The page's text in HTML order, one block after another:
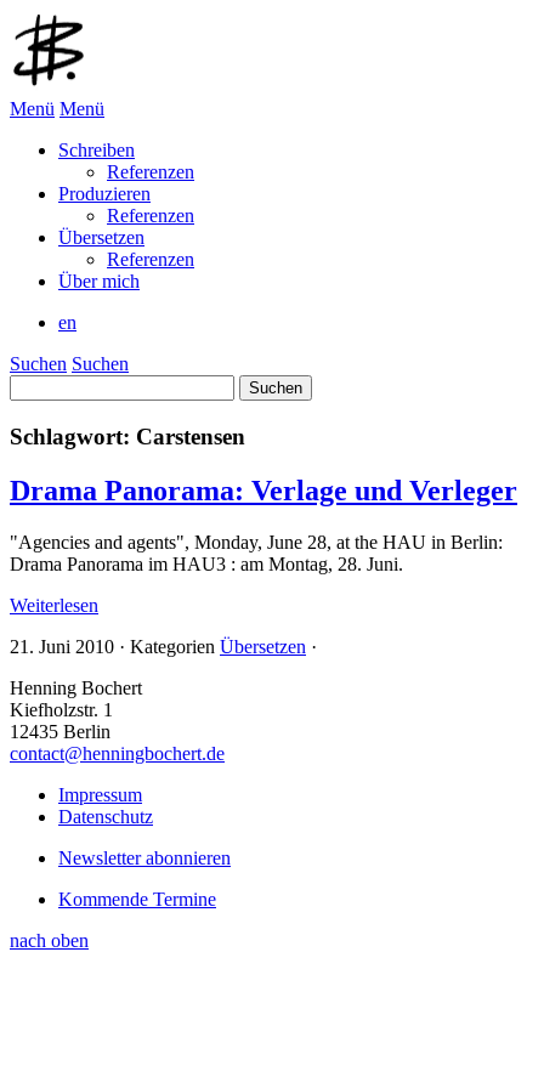
Menü Menü
Schreiben
Referenzen
Produzieren
Referenzen
Übersetzen
Referenzen
Über mich
en
Suchen Suchen
nach:
Schlagwort: Carstensen
Drama Panorama: Verlage und Verleger
"Agencies and agents", Monday, June 28, at the HAU in Berlin:
Drama Panorama im HAU3 : am Montag, 28. Juni.
Weiterlesen
21. Juni 2010 · Kategorien Übersetzen ·
Henning Bochert
Kiefholzstr. 1
12435 Berlin
contact@henningbochert.de
Impressum
Datenschutz
Newsletter abonnieren
Kommende Termine
nach oben